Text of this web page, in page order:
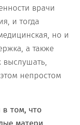
врачи
и тогда
но и
а также
выслушать,
непростом
том, что